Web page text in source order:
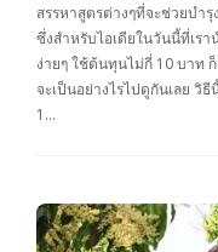
สรรหาสูตรต่างๆที่จะช่วยบำ
ซึ่งสำหรับไอเดียในวันนี้ที่เร
ง่ายๆ ใช้ต้นทุนไม่กี่ 10 บาท
จะเป็นอย่างไรไปดูกันเลย วิ
1…